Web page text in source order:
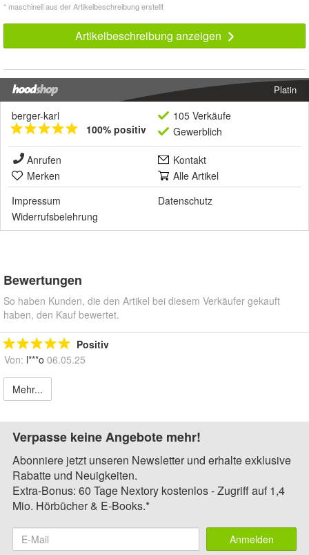
* maschinell aus der Artikelbeschreibung erstellt
Artikelbeschreibung anzeigen
Platin
berger-karl
100% positiv
105 Verkäufe
Gewerblich
Anrufen
Kontakt
Merken
Alle Artikel
Impressum
Datenschutz
Widerrufsbelehrung
Bewertungen
So haben Kunden, die den Artikel bei diesem Verkäufer gekauft
haben, den Kauf bewertet.
Positiv
Von: l***o 06.05.25
Mehr...
Verpasse keine Angebote mehr!
Abonniere jetzt unseren Newsletter und erhalte exklusive
Rabatte und Neuigkeiten.
Extra-Bonus: 60 Tage Nextory kostenlos - Zugriff auf 1,4
Mio. Hörbücher & E-Books.*
Anmelden